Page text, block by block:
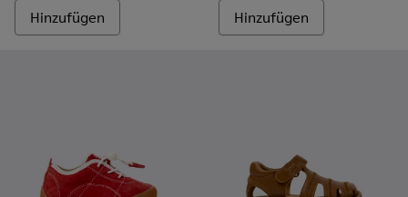
Hinzufügen Hinzufügen